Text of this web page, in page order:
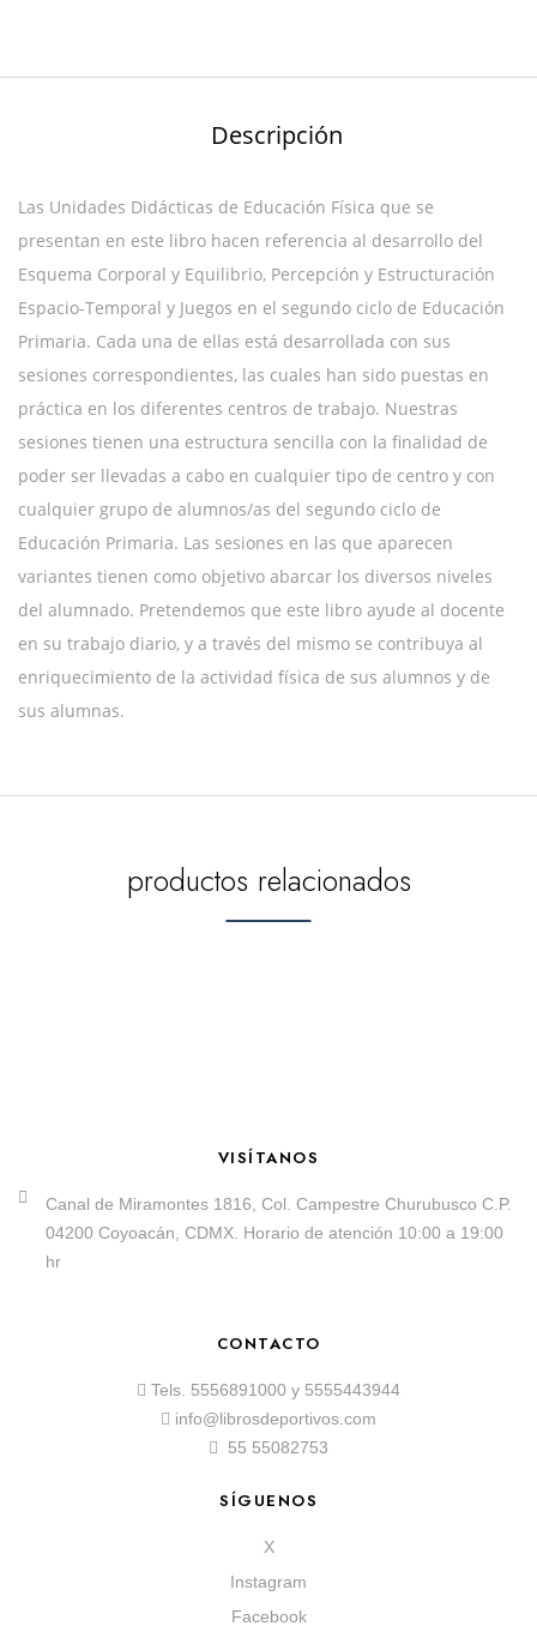
Descripción
Las Unidades Didácticas de Educación Física que se
presentan en este libro hacen referencia al desarrollo del
Esquema Corporal y Equilibrio, Percepción y Estructuración
Espacio-Temporal y Juegos en el segundo ciclo de Educación
Primaria. Cada una de ellas está desarrollada con sus
sesiones correspondientes, las cuales han sido puestas en
práctica en los diferentes centros de trabajo. Nuestras
sesiones tienen una estructura sencilla con la finalidad de
poder ser llevadas a cabo en cualquier tipo de centro y con
cualquier grupo de alumnos/as del segundo ciclo de
Educación Primaria. Las sesiones en las que aparecen
variantes tienen como objetivo abarcar los diversos niveles
del alumnado. Pretendemos que este libro ayude al docente
en su trabajo diario, y a través del mismo se contribuya al
enriquecimiento de la actividad física de sus alumnos y de
sus alumnas.
productos relacionados
VISÍTANOS
Canal de Miramontes 1816, Col. Campestre Churubusco C.P.
04200 Coyoacán, CDMX. Horario de atención 10:00 a 19:00
hr
CONTACTO
Tels. 5556891000 y 5555443944
info@librosdeportivos.com
55 55082753
SÍGUENOS
X
Instagram
Facebook